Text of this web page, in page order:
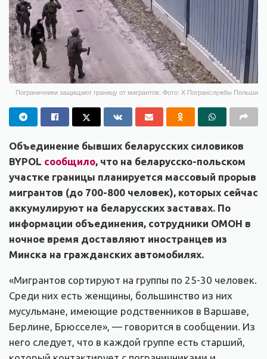
Пограничники защищают границу от мигрантов. Фото: X Погранслужбы Польши
Объединение бывших беларусских силовиков
BYPOL сообщило, что на беларусско-польском
участке границы планируется массовый прорыв
мигрантов (до 700-800 человек), которых сейчас
аккумулируют на беларусских заставах. По
информации объединения, сотрудники ОМОН в
ночное время доставляют иностранцев из
Минска на гражданских автомобилях.
«Мигрантов сортируют на группы по 25-30 человек.
Среди них есть женщины, большинство из них
мусульмане, имеющие родственников в Варшаве,
Берлине, Брюсселе», — говорится в сообщении. Из
него следует, что в каждой группе есть старший,